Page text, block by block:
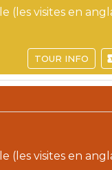
(les visites en
TOUR INFO
(les visites en